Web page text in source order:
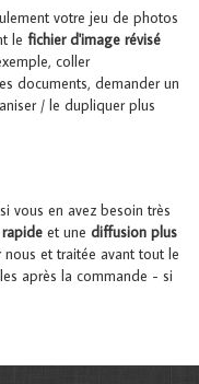
votre jeu de photos
le fichier d'image révisé
coller
documents, demander un
/ le dupliquer plus
vous en avez besoin très
et une diffusion plus
et traitée avant tout le
après la commande - si